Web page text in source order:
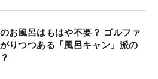
お風呂はもはや不要？ ゴルファ
りつつある「風呂キャン」派の